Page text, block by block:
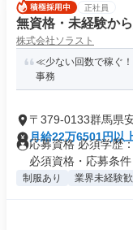
正社員
無資格・未経験か
株式会社ソラスト
≪少ない回数で稼ぐ
事務
〒379-0133群馬県
月給22万6501円以
応募資格 必須学歴
必須資格・応募条件
制服あり 業界未経験